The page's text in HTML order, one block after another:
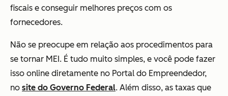
fiscais e conseguir melhores preços com os
fornecedores.
Não se preocupe em relação aos procedimentos para
se tornar MEI. É tudo muito simples, e você pode fazer
isso online diretamente no Portal do Empreendedor,
no site do Governo Federal. Além disso, as taxas que